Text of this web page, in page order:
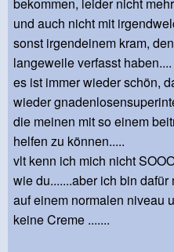
und auch nicht mit
sonst irgendeinem kram,
langeweile verfasst haben....
es ist immer wieder schön,
wieder
die meinen mit so einem
helfen zu können.....
vlt kenn ich mich nicht
wie du.......aber ich bin
auf einem normalen niveau
keine Creme .......